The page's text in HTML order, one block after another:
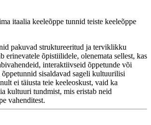
itaalia keeleõppe tunnid teiste keeleõppe
pakuvad struktureeritud ja terviklikku
erinevatele õpistiilidele, olenemata sellest, kas
interaktiivseid õppetunde või
sisaldavad sageli kultuurilisi
ei täiusta teie keeleoskust, vaid ka
kultuuri tundmist, mis eristab neid
vahenditest.